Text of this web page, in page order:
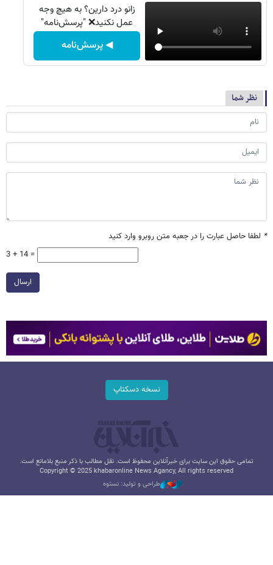
زانو درد دارین؟ به هیچ وجه
عمل نکنید❌ "پرسش‌نامه"
◀ پرسش‌نامه
نظر شما
* لطفا حاصل عبارت را در جعبه متن روبرو وارد کنید
3 + 14 =
ارسال
نسخه دسکتاپ
تمامی حقوق این سایت برای خبرآنلاین محفوظ است. نقل مطالب با ذکر منبع بلامانع است.
Copyright © 2025 khabaronline News Agancy, All rights reserved
طراحی و تولید: نستوه